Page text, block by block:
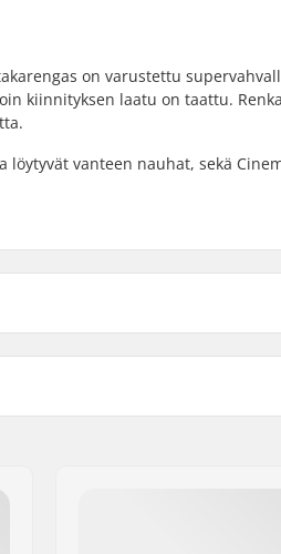
on varustettu
kiinnityksen laatu on taattu.
löytyvät vanteen nauhat, sekä
Freestyle BMX
6061-T6 alloy